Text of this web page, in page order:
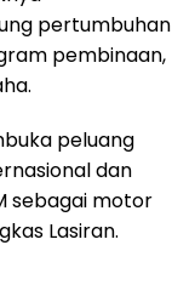
pertumbuhan
pembinaan,
peluang
dan
sebagai motor
Lasiran.